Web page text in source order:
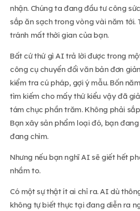
nhận. Chúng ta đang đầu tư công
sắp ăn sạch trong vòng vài năm tới.
tránh mất thời gian của bạn.
Bất cứ thứ gì AI trả lời được trong
công cụ chuyển đổi văn bản đơn
kiểm tra cú pháp, gợi ý mẫu. Bốn
tìm kiếm cho mấy thứ kiểu vậy đã
tám chục phần trăm. Không phải
Bạn xây sản phẩm loại đó, bạn
đang chìm.
Nhưng nếu bạn nghĩ AI sẽ giết hết
nhầm to.
Có một sự thật ít ai chỉ ra. AI dù
không tự biết thực tại đang diễn ra